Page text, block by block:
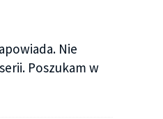
Nie
Poszukam w